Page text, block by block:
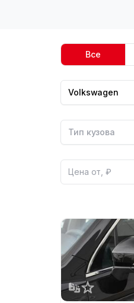
Все
Volkswagen
Тип кузова